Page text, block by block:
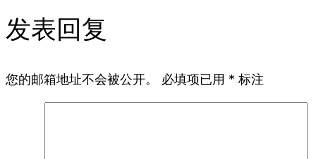
发表回复
您的邮箱地址不会被公开。 必填项已用 * 标注